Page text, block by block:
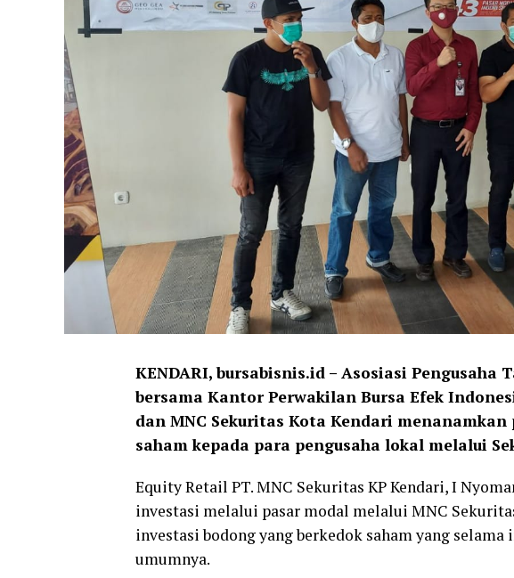
KENDARI, bursabisnis.id – Asosiasi Pengusaha
bersama Kantor Perwakilan Bursa Efek
dan MNC Sekuritas Kota Kendari
sahamkepada para pengusaha lokal melalui
Equity Retail PT. MNC Sekuritas KP Kendari, I
investasi melalui pasar modal melalui MNC
investasi bodong yang berkedok saham yang
umumnya.